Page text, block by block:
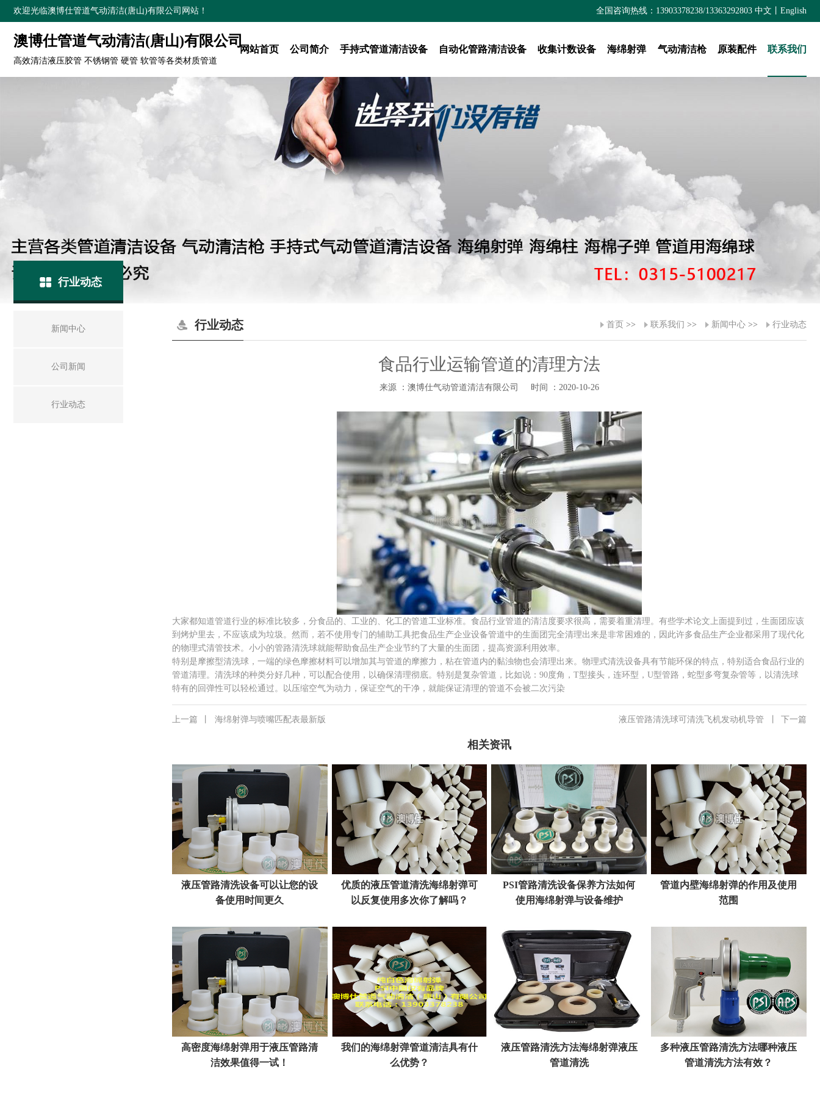
欢迎光临澳博仕管道气动清洁(唐山)有限公司网站！ 全国咨询热线：13903378238/13363292803 中文 English
澳博仕管道气动清洁(唐山)有限公司
高效清洁液压胶管 不锈钢管 硬管 软管等各类材质管道
网站首页 公司简介 手持式管道清洁设备 自动化管路清洁设备 收集计数设备 海绵射弹 气动清洁枪 原装配件 联系我们
行业动态
新闻中心
公司新闻
行业动态
行业动态 首页 >> 联系我们 >> 新闻中心 >> 行业动态
食品行业运输管道的清理方法
来源 ：澳博仕气动管道清洁有限公司 时间 ：2020-10-26
大家都知道管道行业的标准比较多，分食品的、工业的、化工的管道工业标准。食品行业管道的清洁度要求很高，需要着重清理。有些学术论文上面提到过，生面团应该
到烤炉里去，不应该成为垃圾。然而，若不使用专门的辅助工具把食品生产企业设备管道中的生面团完全清理出来是非常困难的，因此许多食品生产企业都采用了现代化
的物理式清管技术。小小的管路清洗球就能帮助食品生产企业节约了大量的生面团，提高资源利用效率。
特别是摩擦型清洗球，一端的绿色摩擦材料可以增加其与管道的摩擦力，粘在管道内的黏浊物也会清理出来。物理式清洗设备具有节能环保的特点，特别适合食品行业的
管道清理。清洗球的种类分好几种，可以配合使用，以确保清理彻底。特别是复杂管道，比如说：90度角，T型接头，连环型，U型管路，蛇型多弯复杂管等，以清洗球
特有的回弹性可以轻松通过。以压缩空气为动力，保证空气的干净，就能保证清理的管道不会被二次污染
上一篇 海绵射弹与喷嘴匹配表最新版 下一篇
液压管路清洗球可清洗飞机发动机导管
相关资讯
液压管路清洗设备可以让您的设
备使用时间更久
优质的液压管道清洗海绵射弹可
以反复使用多次你了解吗？
PSI管路清洗设备保养方法如何
使用海绵射弹与设备维护
管道内壁海绵射弹的作用及使用
范围
高密度海绵射弹用于液压管路清
洁效果值得一试！
我们的海绵射弹管道清洁具有什
么优势？
液压管路清洗方法海绵射弹液压
管道清洗
多种液压管路清洗方法哪种液压
管道清洗方法有效？